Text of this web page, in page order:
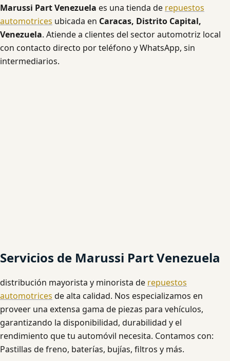
Marussi Part Venezuela es una tienda de repuestos
automotrices ubicada en Caracas, Distrito Capital,
Venezuela. Atiende a clientes del sector automotriz local
con contacto directo por teléfono y WhatsApp, sin
intermediarios.
Servicios de Marussi Part Venezuela
distribución mayorista y minorista de repuestos
automotrices de alta calidad. Nos especializamos en
proveer una extensa gama de piezas para vehículos,
garantizando la disponibilidad, durabilidad y el
rendimiento que tu automóvil necesita. Contamos con:
Pastillas de freno, baterías, bujías, filtros y más.